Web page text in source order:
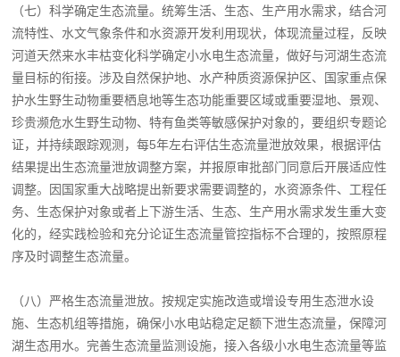
（七）科学确定生态流量。统筹生活、生态、生产用水需求，结合河
流特性、水文气象条件和水资源开发利用现状，体现流量过程，反映
河道天然来水丰枯变化科学确定小水电生态流量，做好与河湖生态流
量目标的衔接。涉及自然保护地、水产种质资源保护区、国家重点保
护水生野生动物重要栖息地等生态功能重要区域或重要湿地、景观、
珍贵濒危水生野生动物、特有鱼类等敏感保护对象的，要组织专题论
证，并持续跟踪观测，每5年左右评估生态流量泄放效果，根据评估
结果提出生态流量泄放调整方案，并报原审批部门同意后开展适应性
调整。因国家重大战略提出新要求需要调整的，水资源条件、工程任
务、生态保护对象或者上下游生活、生态、生产用水需求发生重大变
化的，经实践检验和充分论证生态流量管控指标不合理的，按照原程
序及时调整生态流量。
（八）严格生态流量泄放。按规定实施改造或增设专用生态泄水设
施、生态机组等措施，确保小水电站稳定足额下泄生态流量，保障河
湖生态用水。完善生态流量监测设施，接入各级小水电生态流量等监